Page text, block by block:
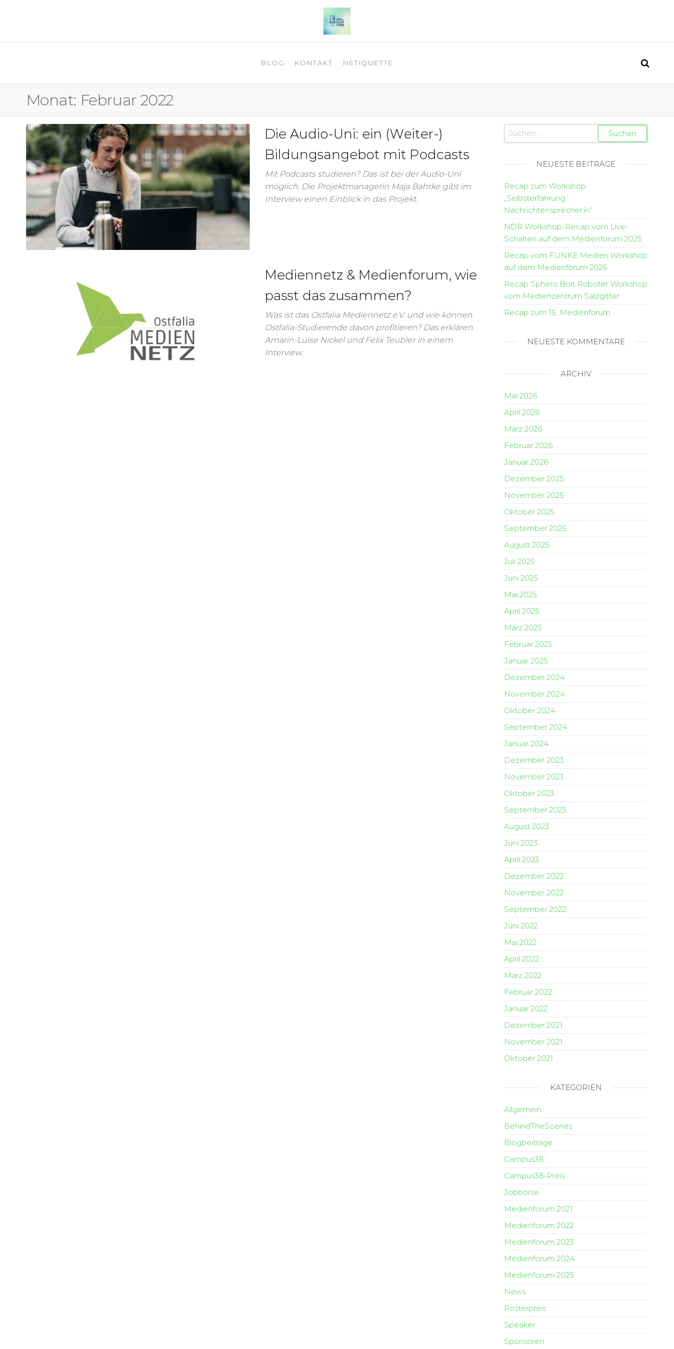
OSTFALIA MEDIENFORUM 2025
BLOG KONTAKT NETIQUETTE
Monat: Februar 2022
Die Audio-Uni: ein (Weiter-)
Bildungsangebot mit Podcasts
Mit Podcasts studieren? Das ist bei der Audio-Uni
möglich. Die Projektmanagerin Maja Bahrke gibt im
Interview einen Einblick in das Projekt.
Mediennetz & Medienforum, wie
passt das zusammen?
Was ist das Ostfalia Mediennetz e.V. und wie können
Ostfalia-Studierende davon profitieren? Das erklären
Amarin-Luise Nickel und Felix Teubler in einem
Interview.
NEUESTE BEITRÄGE
Recap zum Workshop
„Selbsterfahrung
Nachrichtensprecher:in“
NDR Workshop: Recap vom Live-
Schalten auf dem Medienforum 2025
Recap vom FUNKE Medien Workshop
auf dem Medienforum 2025
Recap Sphero Bolt Roboter Workshop
vom Medienzentrum Salzgitter
Recap zum 15. Medienforum
NEUESTE KOMMENTARE
ARCHIV
Mai 2026
April 2026
März 2026
Februar 2026
Januar 2026
Dezember 2025
November 2025
Oktober 2025
September 2025
August 2025
Juli 2025
Juni 2025
Mai 2025
April 2025
März 2025
Februar 2025
Januar 2025
Dezember 2024
November 2024
Oktober 2024
September 2024
Januar 2024
Dezember 2023
November 2023
Oktober 2023
September 2023
August 2023
Juni 2023
April 2023
Dezember 2022
November 2022
September 2022
Juni 2022
Mai 2022
April 2022
März 2022
Februar 2022
Januar 2022
Dezember 2021
November 2021
Oktober 2021
KATEGORIEN
Allgemein
BehindTheScenes
Blogbeiträge
Campus38
Campus38-Preis
Jobbörse
Medienforum 2021
Medienforum 2022
Medienforum 2023
Medienforum 2024
Medienforum 2025
News
Posterpreis
Speaker
Sponsoren